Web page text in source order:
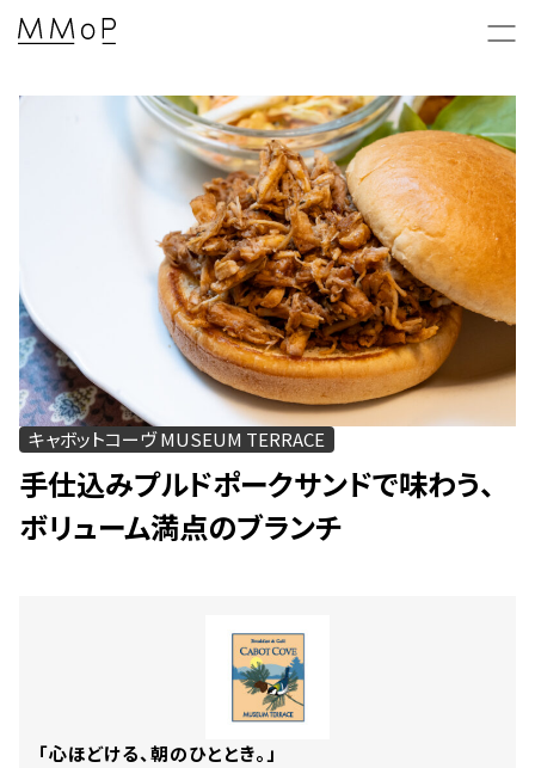
新着情報 & 特集コラム
News & Columns
MMoPの映画上映会
MMoP CINEMA
MMoP店舗のトピックス
Topics
キャボットコーヴ MUSEUM TERRACE
手仕込みプルドポークサンドで味わう、
ボリューム満点のブランチ
「心ほどける、朝のひととき。」